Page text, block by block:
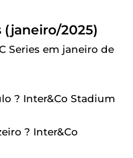
(janeiro/2025)
Series em janeiro de
? Inter&Co Stadium
? Inter&Co